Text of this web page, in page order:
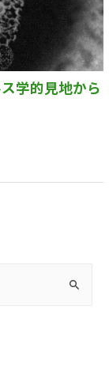
学的見地から